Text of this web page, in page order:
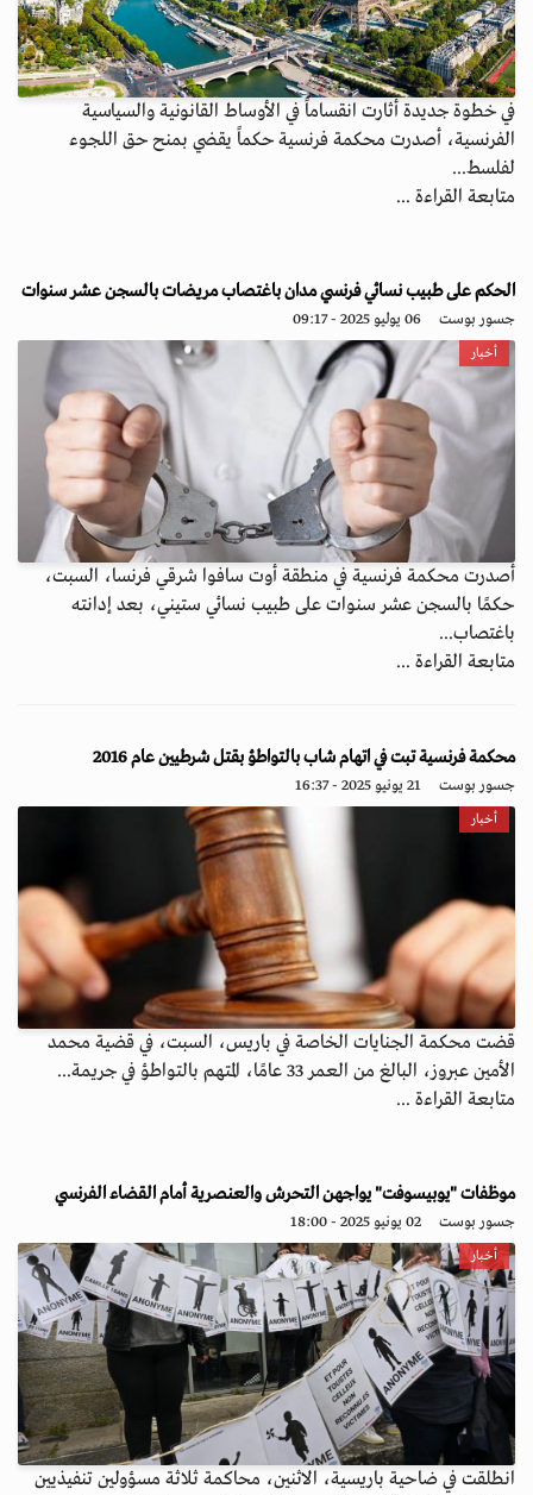
في خطوة جديدة أثارت انقساماً في الأوساط القانونية والسياسية
الفرنسية، أصدرت محكمة فرنسية حكماً يقضي بمنح حق اللجوء
لفلسط...
متابعة القراءة ...
الحكم على طبيب نسائي فرنسي مدان باغتصاب مريضات بالسجن عشر سنوات
جسور بوست 06 يوليو 2025 - 09:17
أخبار
أصدرت محكمة فرنسية في منطقة أوت سافوا شرقي فرنسا، السبت،
حكمًا بالسجن عشر سنوات على طبيب نسائي ستيني، بعد إدانته
باغتصاب...
متابعة القراءة ...
محكمة فرنسية تبت في اتهام شاب بالتواطؤ بقتل شرطيين عام 2016
جسور بوست 21 يونيو 2025 - 16:37
أخبار
قضت محكمة الجنايات الخاصة في باريس، السبت، في قضية محمد
الأمين عبروز، البالغ من العمر 33 عامًا، المتهم بالتواطؤ في جريمة...
متابعة القراءة ...
موظفات "يوبيسوفت" يواجهن التحرش والعنصرية أمام القضاء الفرنسي
جسور بوست 02 يونيو 2025 - 18:00
أخبار
انطلقت في ضاحية باريسية، الاثنين، محاكمة ثلاثة مسؤولين تنفيذيين